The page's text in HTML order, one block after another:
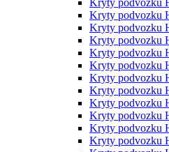
Kryty podvozku
Kryty podvozku
Kryty podvozku
Kryty podvozku
Kryty podvozku
Kryty podvozku
Kryty podvozku
Kryty podvozku
Kryty podvozku
Kryty podvozku
Kryty podvozku
Kryty podvozku